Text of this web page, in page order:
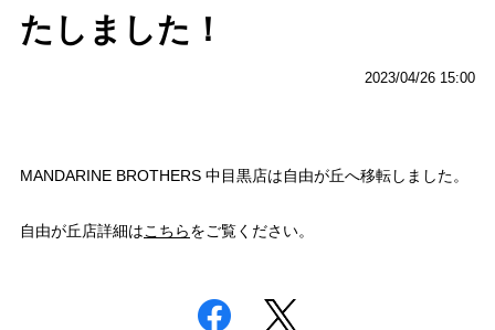
たしました！
2023/04/26 15:00
MANDARINE BROTHERS 中目黒店は自由が丘へ移転しました。
自由が丘店詳細はこちらをご覧ください。